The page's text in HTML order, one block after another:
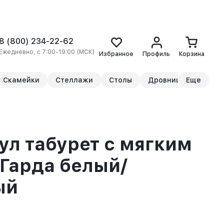
(800) 234-22-62
с 7:00-19:00 (МСК) Избранное Профиль Корзина
Скамейки Стеллажи Столы Дровницы Еще
табурет с мягким
белый/